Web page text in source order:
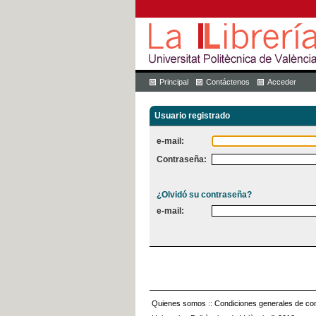
Principal Contáctenos Acceder
Usuario registrado
e-mail:
Contraseña:
¿Olvidó su contraseña?
e-mail:
Quienes somos :: Condiciones generales de